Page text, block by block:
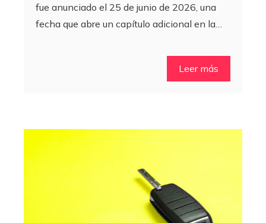
fue anunciado el 25 de junio de 2026, una
fecha que abre un capítulo adicional en la…
Leer más